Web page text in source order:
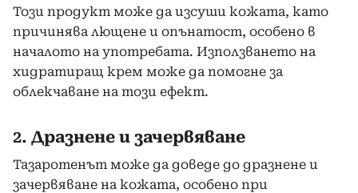
Този продукт може да изсуши кожата, като
причинява лющене и опънатост, особено в
началото на употребата. Използването на
хидратиращ крем може да помогне за
облекчаване на този ефект.
2. Дразнене и зачервяване
Тазаротенът може да доведе до дразнене и
зачервяване на кожата, особено при